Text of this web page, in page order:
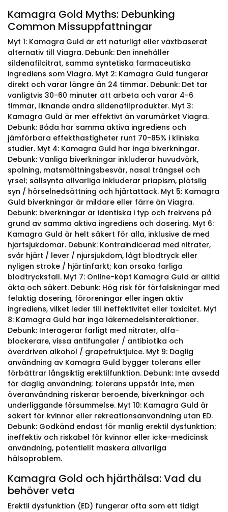
Kamagra Gold Myths: Debunking
Common Missuppfattningar
Myt 1: Kamagra Guld är ett naturligt eller växtbaserat
alternativ till Viagra. Debunk: Den innehåller
sildenafilcitrat, samma syntetiska farmaceutiska
ingrediens som Viagra. Myt 2: Kamagra Guld fungerar
direkt och varar längre än 24 timmar. Debunk: Det tar
vanligtvis 30-60 minuter att arbeta och varar 4-6
timmar, liknande andra sildenafilprodukter. Myt 3:
Kamagra Guld är mer effektivt än varumärket Viagra.
Debunk: Båda har samma aktiva ingrediens och
jämförbara effekthastigheter runt 70-85% i kliniska
studier. Myt 4: Kamagra Guld har inga biverkningar.
Debunk: Vanliga biverkningar inkluderar huvudvärk,
spolning, matsmältningsbesvär, nasal trängsel och
yrsel; sällsynta allvarliga inkluderar priapism, plötslig
syn / hörselnedsättning och hjärtattack. Myt 5: Kamagra
Guld biverkningar är mildare eller färre än Viagra.
Debunk: biverkningar är identiska i typ och frekvens på
grund av samma aktiva ingrediens och dosering. Myt 6:
Kamagra Guld är helt säkert för alla, inklusive de med
hjärtsjukdomar. Debunk: Kontraindicerad med nitrater,
svår hjärt / lever / njursjukdom, lågt blodtryck eller
nyligen stroke / hjärtinfarkt; kan orsaka farliga
blodtrycksfall. Myt 7: Online-köpt Kamagra Guld är alltid
äkta och säkert. Debunk: Hög risk för förfalskningar med
felaktig dosering, föroreningar eller ingen aktiv
ingrediens, vilket leder till ineffektivitet eller toxicitet. Myt
8: Kamagra Guld har inga läkemedelsinteraktioner.
Debunk: Interagerar farligt med nitrater, alfa-
blockerare, vissa antifungaler / antibiotika och
överdriven alkohol / grapefruktjuice. Myt 9: Daglig
användning av Kamagra Guld bygger tolerans eller
förbättrar långsiktig erektilfunktion. Debunk: Inte avsedd
för daglig användning; tolerans uppstår inte, men
överanvändning riskerar beroende, biverkningar och
underliggande försummelse. Myt 10: Kamagra Guld är
säkert för kvinnor eller rekreationsanvändning utan ED.
Debunk: Godkänd endast för manlig erektil dysfunktion;
ineffektiv och riskabel för kvinnor eller icke-medicinsk
användning, potentiellt maskera allvarliga
hälsoproblem.
Kamagra Gold och hjärthälsa: Vad du
behöver veta
Erektil dysfunktion (ED) fungerar ofta som ett tidigt